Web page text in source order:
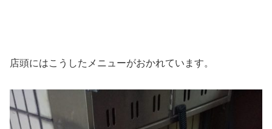
店頭にはこうしたメニューがおかれています。